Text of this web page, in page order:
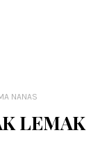
NANAS
LEMAK